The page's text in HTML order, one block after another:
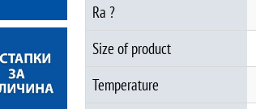
Ra ?
Size of product
Temperature